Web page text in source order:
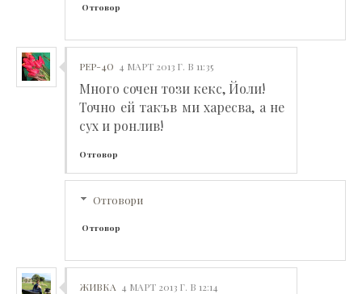
Отговор
PEP-4O 4 МАРТ 2013 Г. В 11:35
Много сочен този кекс, Йоли!
Точно ей такъв ми харесва, а не
сух и ронлив!
Отговор
Отговори
Отговор
ЖИВКА 4 МАРТ 2013 Г. В 12:14